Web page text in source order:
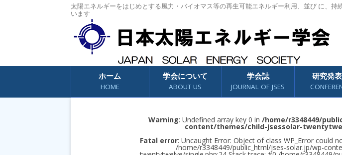
太陽エネルギーをはじめとする風力・バイオマス等の再生可能エネルギー利用、並び に、
います
コンテンツへスキップ
ホーム
HOME
学会について
ABOUT US
学会誌
JOURNAL OF JSES
研究発
Warning: Undefined array key 0 in /home/r3348449/
content/themes/child-jsessolar-
Fatal error: Uncaught Error: Object of class WP_Error could
/home/r3348449/public_html/jses-solar.jp/wp-